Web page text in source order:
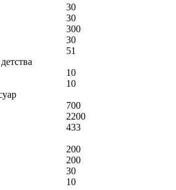
30
30
300
30
51
10
10
700
2200
433
200
200
30
10